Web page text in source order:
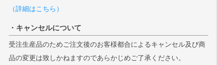
（詳細はこちら）
・キャンセルについて
受注生産品のためご注文後のお客様都合によるキャンセル及び商
品の変更は致しかねますのであらかじめご了承ください。